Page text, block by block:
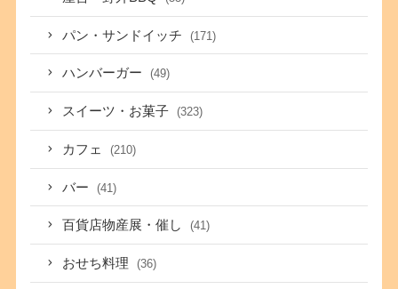
パン・サンドイッチ (171)
ハンバーガー (49)
スイーツ・お菓子 (323)
カフェ (210)
バー (41)
百貨店物産展・催し (41)
おせち料理 (36)